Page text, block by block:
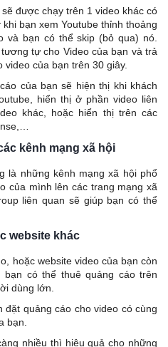
được chạy trên 1 video khác có
bạn xem Youtube thỉnh thoảng
và bạn có thể skip (bỏ qua) nó.
tự cho Video của bạn và trả
của bạn trên 30 giây.
của bạn sẽ hiện thị khi khách
hiển thị ở phần video liên
khác, hoặc hiển thị trên các
kênh mạng xã hội
là những kênh mạng xã hội phổ
của mình lên các trang mạng xã
liên quan sẽ giúp bạn có thể
website khác
hoặc website video của bạn còn
có thể thuê quảng cáo trên
dùng lớn.
quảng cáo cho video có cùng
bạn.
nhiều thì hiệu quả cho những